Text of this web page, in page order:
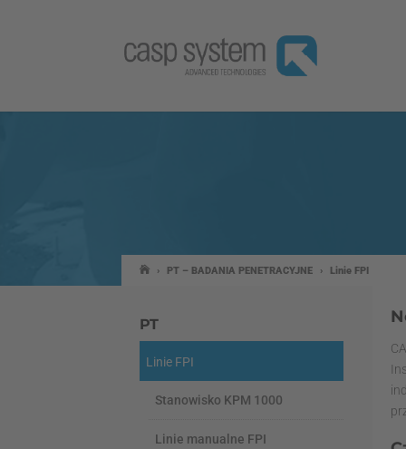
› PT – BADANIA PENETRACYJNE › Linie FPI
PT
Linie FPI
Stanowisko KPM 1000
Linie manualne FPI